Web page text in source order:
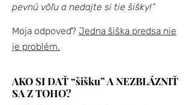
pevnú vôľu a nedajte si tie šišky!”
Moja odpoveď? Jedna šiška predsa nie
je problém.
AKO SI DAŤ “šišku” A NEZBLÁZNIŤ
SA Z TOHO?